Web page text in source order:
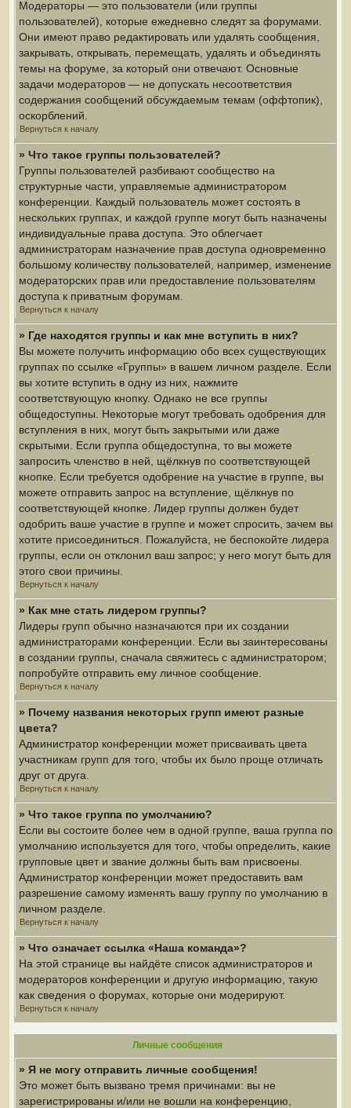
Модераторы — это пользователи (или группы
пользователей), которые ежедневно следят за форумами.
Они имеют право редактировать или удалять сообщения,
закрывать, открывать, перемещать, удалять и объединять
темы на форуме, за который они отвечают. Основные
задачи модераторов — не допускать несоответствия
содержания сообщений обсуждаемым темам (оффтопик),
оскорблений.
Вернуться к началу
» Что такое группы пользователей?
Группы пользователей разбивают сообщество на
структурные части, управляемые администратором
конференции. Каждый пользователь может состоять в
нескольких группах, и каждой группе могут быть назначены
индивидуальные права доступа. Это облегчает
администраторам назначение прав доступа одновременно
большому количеству пользователей, например, изменение
модераторских прав или предоставление пользователям
доступа к приватным форумам.
Вернуться к началу
» Где находятся группы и как мне вступить в них?
Вы можете получить информацию обо всех существующих
группах по ссылке «Группы» в вашем личном разделе. Если
вы хотите вступить в одну из них, нажмите
соответствующую кнопку. Однако не все группы
общедоступны. Некоторые могут требовать одобрения для
вступления в них, могут быть закрытыми или даже
скрытыми. Если группа общедоступна, то вы можете
запросить членство в ней, щёлкнув по соответствующей
кнопке. Если требуется одобрение на участие в группе, вы
можете отправить запрос на вступление, щёлкнув по
соответствующей кнопке. Лидер группы должен будет
одобрить ваше участие в группе и может спросить, зачем вы
хотите присоединиться. Пожалуйста, не беспокойте лидера
группы, если он отклонил ваш запрос; у него могут быть для
этого свои причины.
Вернуться к началу
» Как мне стать лидером группы?
Лидеры групп обычно назначаются при их создании
администраторами конференции. Если вы заинтересованы
в создании группы, сначала свяжитесь с администратором;
попробуйте отправить ему личное сообщение.
Вернуться к началу
» Почему названия некоторых групп имеют разные
цвета?
Администратор конференции может присваивать цвета
участникам групп для того, чтобы их было проще отличать
друг от друга.
Вернуться к началу
» Что такое группа по умолчанию?
Если вы состоите более чем в одной группе, ваша группа по
умолчанию используется для того, чтобы определить, какие
групповые цвет и звание должны быть вам присвоены.
Администратор конференции может предоставить вам
разрешение самому изменять вашу группу по умолчанию в
личном разделе.
Вернуться к началу
» Что означает ссылка «Наша команда»?
На этой странице вы найдёте список администраторов и
модераторов конференции и другую информацию, такую
как сведения о форумах, которые они модерируют.
Вернуться к началу
Личные сообщения
» Я не могу отправить личные сообщения!
Это может быть вызвано тремя причинами: вы не
зарегистрированы и/или не вошли на конференцию,